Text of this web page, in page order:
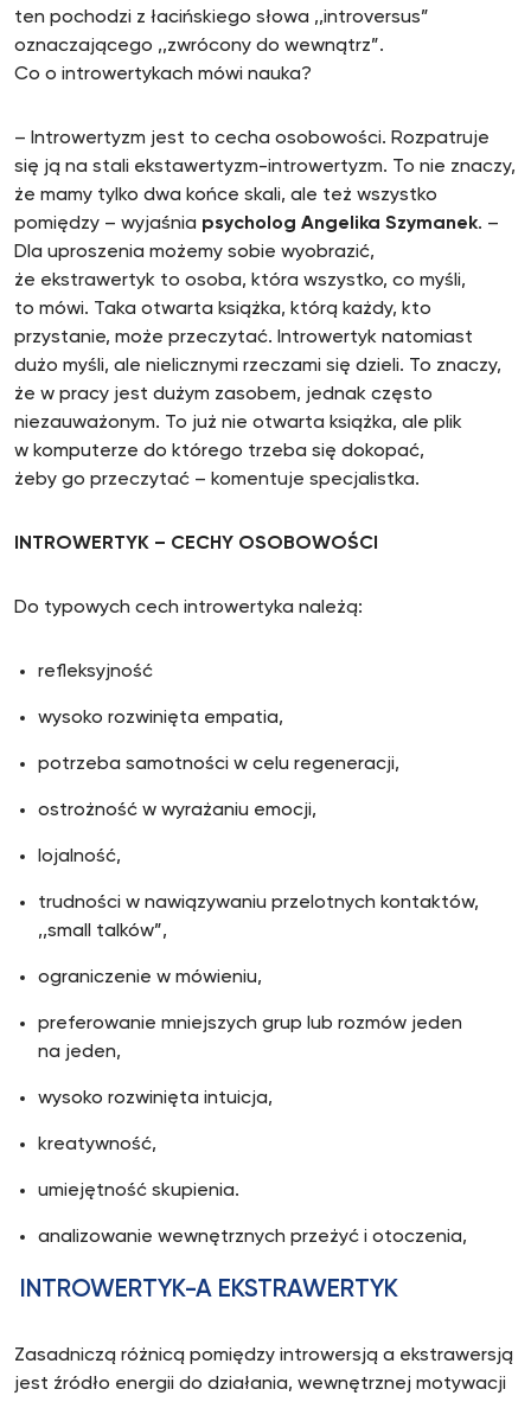
ten pochodzi z łacińskiego słowa ,,introversus”
oznaczającego ,,zwrócony do wewnątrz”.
Co o introwertykach mówi nauka?
– Introwertyzm jest to cecha osobowości. Rozpatruje
się ją na stali ekstawertyzm-introwertyzm. To nie znaczy,
że mamy tylko dwa końce skali, ale też wszystko
pomiędzy – wyjaśnia psycholog Angelika Szymanek. –
Dla uproszenia możemy sobie wyobrazić,
że ekstrawertyk to osoba, która wszystko, co myśli,
to mówi. Taka otwarta książka, którą każdy, kto
przystanie, może przeczytać. Introwertyk natomiast
dużo myśli, ale nielicznymi rzeczami się dzieli. To znaczy,
że w pracy jest dużym zasobem, jednak często
niezauważonym. To już nie otwarta książka, ale plik
w komputerze do którego trzeba się dokopać,
żeby go przeczytać – komentuje specjalistka.
INTROWERTYK – CECHY OSOBOWOŚCI
Do typowych cech introwertyka należą:
refleksyjność
wysoko rozwinięta empatia,
potrzeba samotności w celu regeneracji,
ostrożność w wyrażaniu emocji,
lojalność,
trudności w nawiązywaniu przelotnych kontaktów,
,,small talków”,
ograniczenie w mówieniu,
preferowanie mniejszych grup lub rozmów jeden
na jeden,
wysoko rozwinięta intuicja,
kreatywność,
umiejętność skupienia.
analizowanie wewnętrznych przeżyć i otoczenia,
INTROWERTYK-A EKSTRAWERTYK
Zasadniczą różnicą pomiędzy introwersją a ekstrawersją
jest źródło energii do działania, wewnętrznej motywacji